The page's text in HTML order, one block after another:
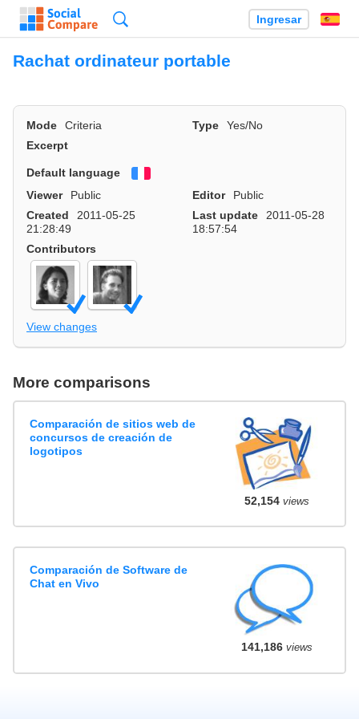
Ingresar
Rachat ordinateur portable
Mode Criteria Type
Yes/No
Excerpt
Default language
Viewer
Public Editor
Public
Created
2011-05-25
21:28:49
Last update
2011-05-28
18:57:54
Contributors
View changes
More comparisons
Comparación de sitios web de
concursos de creación de
logotipos
52,154views
Comparación de Software de
Chat en Vivo
141,186views